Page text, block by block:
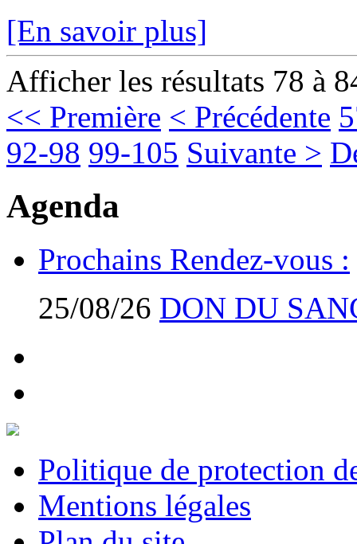
[En savoir plus]
Afficher les résultats 78 à
<< Première < Précédente
92-98 99-105 Suivante >
Agenda
Prochains Rendez-vous :
25/08/26 DON DU
Politique de protection
Mentions légales